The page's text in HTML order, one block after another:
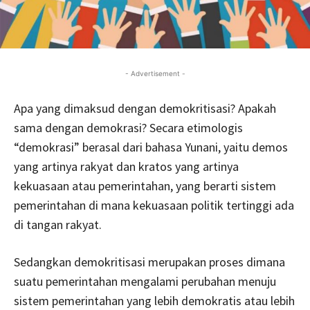
- Advertisement -
Apa yang dimaksud dengan demokritisasi? Apakah
sama dengan demokrasi? Secara etimologis
“demokrasi” berasal dari bahasa Yunani, yaitu demos
yang artinya rakyat dan kratos yang artinya
kekuasaan atau pemerintahan, yang berarti sistem
pemerintahan di mana kekuasaan politik tertinggi ada
di tangan rakyat.
Sedangkan demokritisasi merupakan proses dimana
suatu pemerintahan mengalami perubahan menuju
sistem pemerintahan yang lebih demokratis atau lebih